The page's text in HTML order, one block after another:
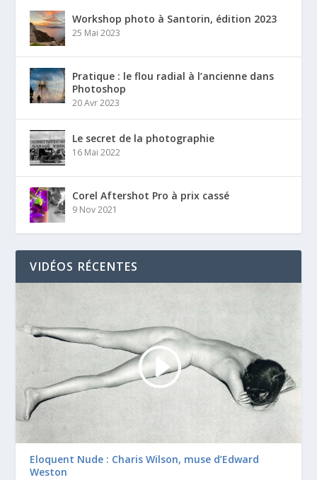
Workshop photo à Santorin, édition 2023
25 Mai 2023
Pratique : le flou radial à l’ancienne dans
Photoshop
20 Avr 2023
Le secret de la photographie
16 Mai 2022
Corel Aftershot Pro à prix cassé
9 Nov 2021
VIDÉOS RÉCENTES
Eloquent Nude : Charis Wilson, muse d’Edward
Weston